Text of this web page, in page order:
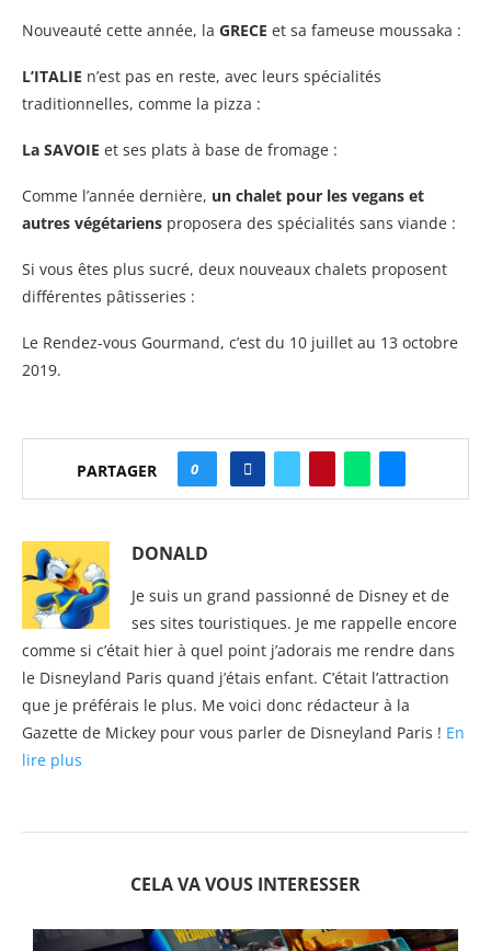
Nouveauté cette année, la GRECE et sa fameuse moussaka :
L’ITALIE n’est pas en reste, avec leurs spécialités
traditionnelles, comme la pizza :
La SAVOIE et ses plats à base de fromage :
Comme l’année dernière, un chalet pour les vegans et
autres végétariens proposera des spécialités sans viande :
Si vous êtes plus sucré, deux nouveaux chalets proposent
différentes pâtisseries :
Le Rendez-vous Gourmand, c’est du 10 juillet au 13 octobre
2019.
PARTAGER 0
DONALD
Je suis un grand passionné de Disney et de
ses sites touristiques. Je me rappelle encore
comme si c’était hier à quel point j’adorais me rendre dans
le Disneyland Paris quand j’étais enfant. C’était l’attraction
que je préférais le plus. Me voici donc rédacteur à la
Gazette de Mickey pour vous parler de Disneyland Paris ! En
lire plus
CELA VA VOUS INTERESSER